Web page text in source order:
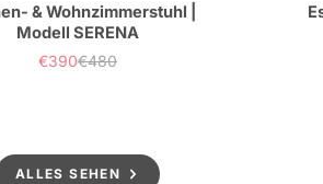
& Wohnzimmerstuhl |
Modell SERENA
Verkaufspreis
€390Normaler
€480
ALLES SEHEN